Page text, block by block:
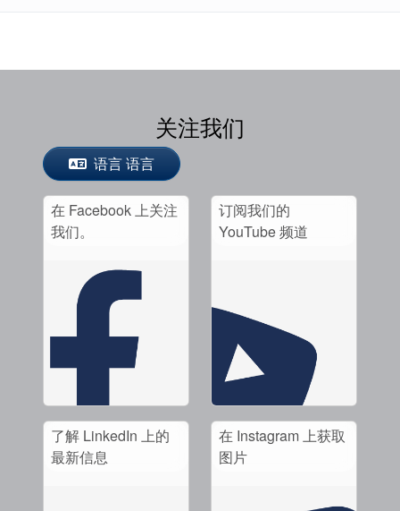
关注我们
语言 语言
在 Facebook 上关注
我们。
订阅我们的
YouTube 频道
了解 LinkedIn 上的
最新信息
在 Instagram 上获取
图片